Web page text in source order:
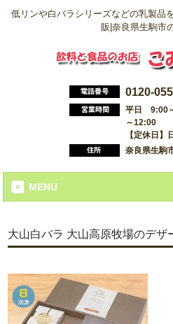
低リンや白バラシリーズなどの乳製品
販|奈良県生駒市
0120-
平日 9:00
～12:00
【定休日】
奈良県生駒
MENU
大山白バラ 大山高原牧場のデ